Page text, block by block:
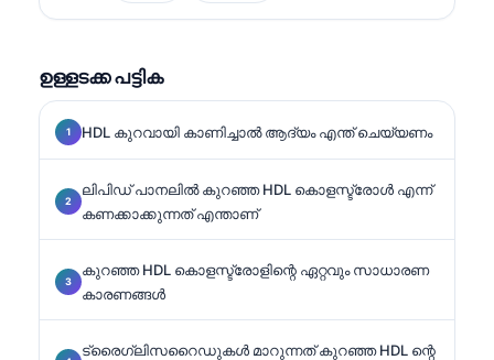
## (continued).
ഉള്ളടക്ക പട്ടിക
HDL കുറവായി കാണിച്ചാൽ ആദ്യം എന്ത് ചെയ്യണം
ലിപിഡ് പാനലിൽ കുറഞ്ഞ HDL കൊളസ്ട്രോൾ എന്ന്
കണക്കാക്കുന്നത് എന്താണ്
കുറഞ്ഞ HDL കൊളസ്ട്രോളിന്റെ ഏറ്റവും സാധാരണ
കാരണങ്ങൾ
ട്രൈഗ്ലിസറൈഡുകൾ മാറുന്നത് കുറഞ്ഞ HDL ന്റെ